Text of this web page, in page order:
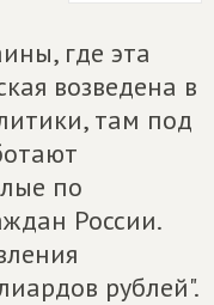
где эта
возведена в
там под
по
России.
рублей".